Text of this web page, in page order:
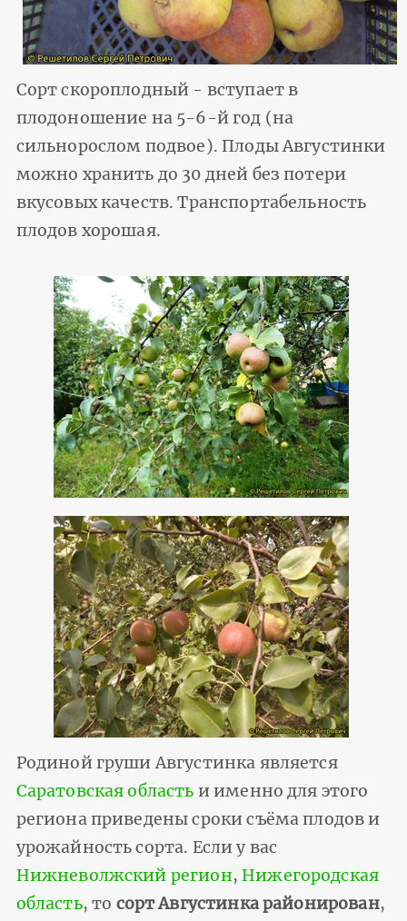
Сорт скороплодный - вступает в
плодоношение на 5-6-й год (на
сильнорослом подвое). Плоды Августинки
можно хранить до 30 дней без потери
вкусовых качеств. Транспортабельность
плодов хорошая.
Родиной груши Августинка является
Саратовская область и именно для этого
региона приведены сроки съёма плодов и
урожайность сорта. Если у вас
Нижневолжский регион,Нижегородская
область, то сорт Августинка районирован,